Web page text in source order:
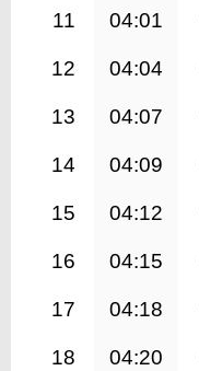
11 04:01
12 04:04
13 04:07
14 04:09
15 04:12
16 04:15
17 04:18
18 04:20